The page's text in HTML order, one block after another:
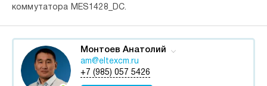
коммутатора MES1428_DC.
Монтоев Анатолий
am@eltexcm.ru
+7 (985) 057 5426